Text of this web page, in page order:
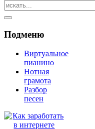
Подменю
Виртуальное
пианино
Нотная
грамота
Разбор
песен